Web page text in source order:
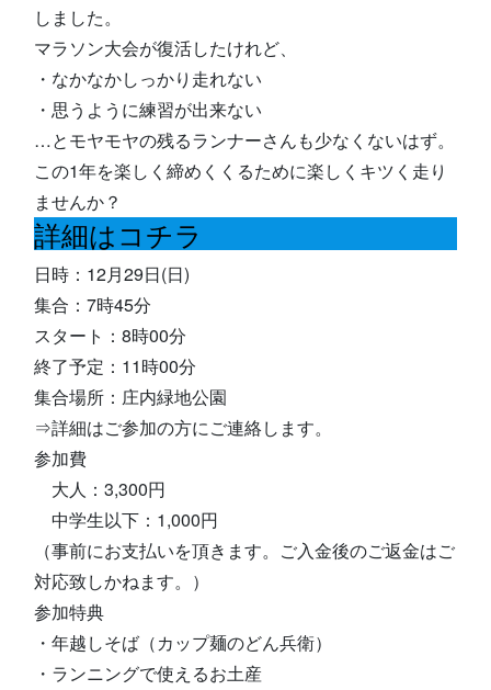
アクセス 問い合せ
体験予約する TELする
しました。
マラソン大会が復活したけれど、
・なかなかしっかり走れない
・思うように練習が出来ない
…とモヤモヤの残るランナーさんも少なくないはず。
この1年を楽しく締めくくるために楽しくキツく走り
ませんか？
詳細はコチラ
日時：12月29日(日)
集合：7時45分
スタート：8時00分
終了予定：11時00分
集合場所：庄内緑地公園
⇒詳細はご参加の方にご連絡します。
参加費
大人：3,300円
中学生以下：1,000円
（事前にお支払いを頂きます。ご入金後のご返金はご
対応致しかねます。）
参加特典
・年越しそば（カップ麺のどん兵衛）
・ランニングで使えるお土産